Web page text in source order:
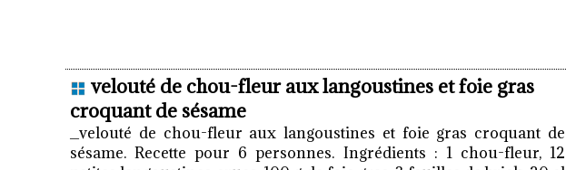
velouté de chou-fleur aux langoustines et foie gras
croquant de sésame
_velouté de chou-fleur aux langoustines et foie gras croquant de
sésame. Recette pour 6 personnes. Ingrédients : 1 chou-fleur, 12